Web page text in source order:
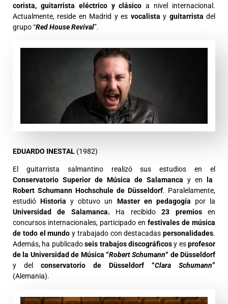
corista, guitarrista eléctrico y clásicoa nivel internacional.
Actualmente, reside en Madrid y es vocalistay guitarrista del
grupo “Red House Revival”.
EDUARDO INESTAL (1982)
El guitarrista salmantino realizó sus estudios en el
Conservatorio Superior de Música de Salamanca y en la
Robert Schumann Hochschule de Düsseldorf. Paralelamente,
estudióHistoria y obtuvo un Master en pedagogía por la
Universidad de Salamanca. Ha recibido23 premiosen
concursos internacionales, participado en festivales de música
de todo el mundo y trabajado con destacadas personalidades.
Además, ha publicadoseis trabajos discográficosy esprofesor
de la Universidad de Música “Robert Schumann“ de Düsseldorf
y del conservatorio de Düsseldorf “Clara Schumann”
(Alemania).